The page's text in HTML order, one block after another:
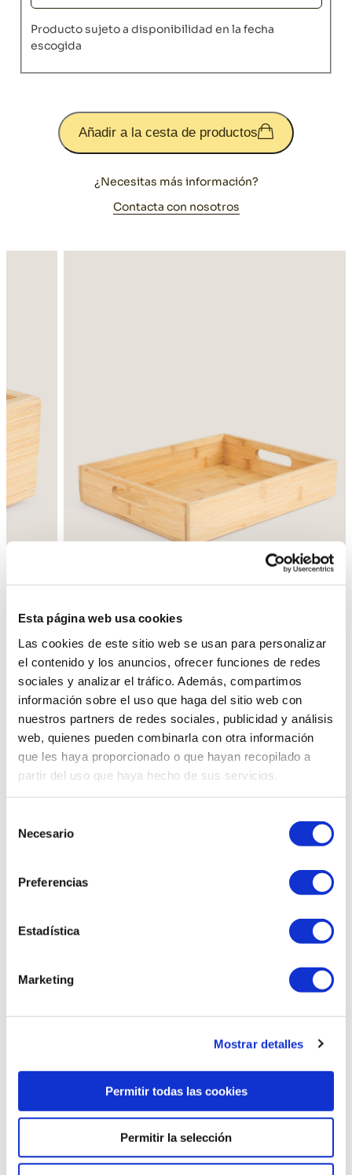
Esta página web usa cookies
Las cookies de este sitio web se usan para personalizar
el contenido y los anuncios, ofrecer funciones de redes
sociales y analizar el tráfico. Además, compartimos
información sobre el uso que haga del sitio web con
nuestros partners de redes sociales, publicidad y análisis
web, quienes pueden combinarla con otra información
que les haya proporcionado o que hayan recopilado a
partir del uso que haya hecho de sus servicios.
Necesario
Preferencias
Estadística
Marketing
Mostrar detalles
Permitir todas las cookies
Permitir la selección
Producto sujeto a disponibilidad en la fecha
escogida
Añadir a la cesta de productos
¿Necesitas más información?
Contacta con nosotros
Atrás
Medidas
Productos relacionados
Costurero madera Soporte bambú